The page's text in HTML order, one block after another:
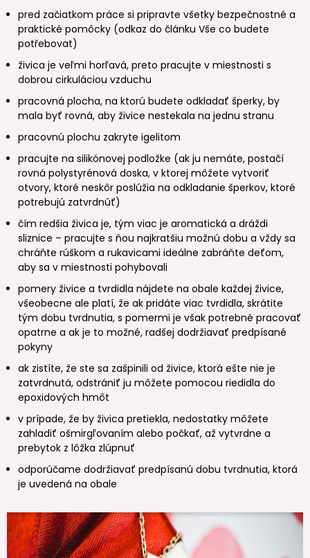
pred začiatkom práce si pripravte všetky bezpečnostné a
praktické pomôcky (odkaz do článku Vše co budete
potřebovat)
živica je veľmi horľavá, preto pracujte v miestnosti s
dobrou cirkuláciou vzduchu
pracovná plocha, na ktorú budete odkladať šperky, by
mala byť rovná, aby živice nestekala na jednu stranu
pracovnú plochu zakryte igelitom
pracujte na silikónovej podložke (ak ju nemáte, postačí
rovná polystyrénová doska, v ktorej môžete vytvoriť
otvory, ktoré neskôr poslúžia na odkladanie šperkov, ktoré
potrebujú zatvrdnúť)
čím redšia živica je, tým viac je aromatická a dráždi
sliznice – pracujte s ňou najkratšiu možnú dobu a vždy sa
chráňte rúškom a rukavicami ideálne zabráňte deťom,
aby sa v miestnosti pohybovali
pomery živice a tvrdidla nájdete na obale každej živice,
všeobecne ale platí, že ak pridáte viac tvrdidla, skrátite
tým dobu tvrdnutia, s pomermi je však potrebné pracovať
opatrne a ak je to možné, radšej dodržiavať predpísané
pokyny
ak zistíte, že ste sa zašpinili od živice, ktorá ešte nie je
zatvrdnutá, odstrániť ju môžete pomocou riedidla do
epoxidových hmôt
v prípade, že by živica pretiekla, nedostatky môžete
zahladiť ošmirgľovaním alebo počkať, až vytvrdne a
prebytok z lôžka zlúpnuť
odporúčame dodržiavať predpísanú dobu tvrdnutia, ktorá
je uvedená na obale